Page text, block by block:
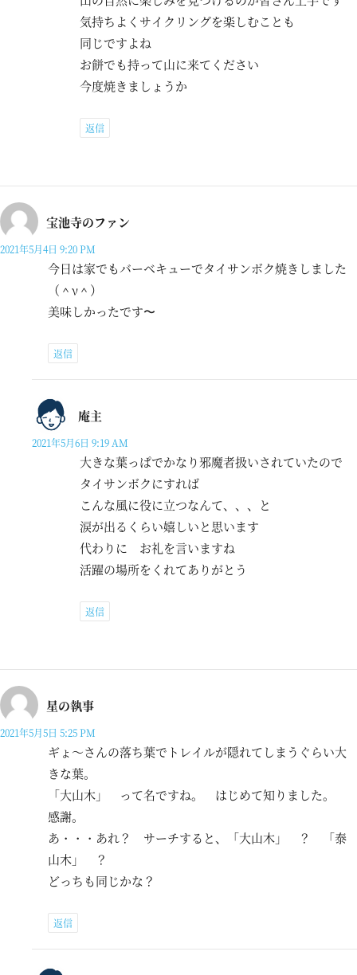
気持ちよくサイクリングを楽しむことも
同じですよね
お餅でも持って山に来てください
今度焼きましょうか
返信
宝池寺のファン
2021年5月4日 9:20 PM
今日は家でもバーベキューでタイサンボク焼きしました
（＾ν＾）
美味しかったです〜
返信
庵主
2021年5月6日 9:19 AM
大きな葉っぱでかなり邪魔者扱いされていたので
タイサンボクにすれば
こんな風に役に立つなんて、、、と
涙が出るくらい嬉しいと思います
代わりに お礼を言いますね
活躍の場所をくれてありがとう
返信
星の執事
2021年5月5日 5:25 PM
ギょ～さんの落ち葉でトレイルが隠れてしまうぐらい大
きな葉。
「大山木」 って名ですね。 はじめて知りました。
感謝。
あ・・・あれ？ サーチすると、「大山木」 ？ 「泰
山木」 ？
どっちも同じかな？
返信